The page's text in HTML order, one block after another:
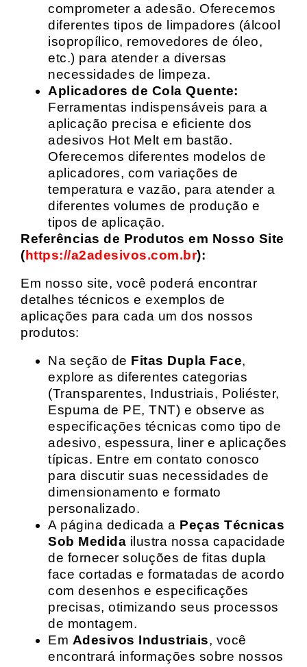
comprometer a adesão. Oferecemos
diferentes tipos de limpadores (álcool
isopropílico, removedores de óleo,
etc.) para atender a diversas
necessidades de limpeza.
Aplicadores de Cola Quente:
Ferramentas indispensáveis para a
aplicação precisa e eficiente dos
adesivos Hot Melt em bastão.
Oferecemos diferentes modelos de
aplicadores, com variações de
temperatura e vazão, para atender a
diferentes volumes de produção e
tipos de aplicação.
Referências de Produtos em Nosso Site
(https://a2adesivos.com.br):
Em nosso site, você poderá encontrar
detalhes técnicos e exemplos de
aplicações para cada um dos nossos
produtos:
Na seção de Fitas Dupla Face,
explore as diferentes categorias
(Transparentes, Industriais, Poliéster,
Espuma de PE, TNT) e observe as
especificações técnicas como tipo de
adesivo, espessura, liner e aplicações
típicas. Entre em contato conosco
para discutir suas necessidades de
dimensionamento e formato
personalizado.
A página dedicada a Peças Técnicas
Sob Medida ilustra nossa capacidade
de fornecer soluções de fitas dupla
face cortadas e formatadas de acordo
com desenhos e especificações
precisas, otimizando seus processos
de montagem.
Em Adesivos Industriais, você
encontrará informações sobre nossos